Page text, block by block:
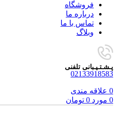
فروشگاه
درباره ما
تماس با ما
وبلاگ
پـشـتـیـبانی تلفنی
02133918583
0 علاقه مندی
0 مورد 0 تومان